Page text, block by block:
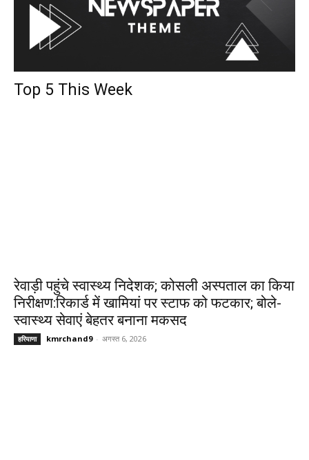
Top 5 This Week
रेवाड़ी पहुंचे स्वास्थ्य निदेशक; कोसली अस्पताल का किया
निरीक्षण:रिकार्ड में खामियां पर स्टाफ को फटकार; बोले-
स्वास्थ्य सेवाएं बेहतर बनाना मकसद
हरियाणा kmrchand9 - अगस्त 6, 2026